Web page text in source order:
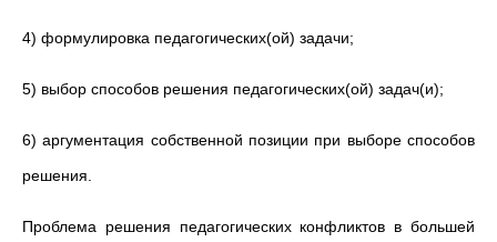
4) формулировка педагогических(ой) задачи;
5) выбор способов решения педагогических(ой) задач(и);
6) аргументация собственной позиции при выборе способов
решения.
Проблема решения педагогических конфликтов в большей